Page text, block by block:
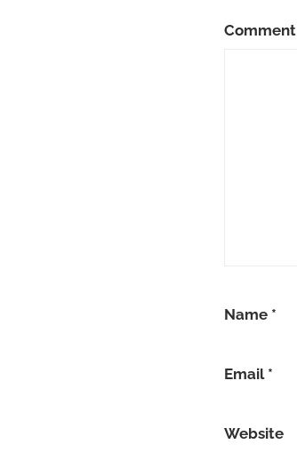
Comment
Name *
Email *
Website